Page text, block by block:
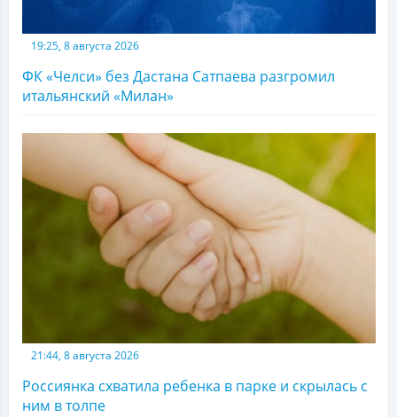
19:25, 8 августа 2026
ФК «Челси» без Дастана Сатпаева разгромил
итальянский «Милан»
21:44, 8 августа 2026
Россиянка схватила ребенка в парке и скрылась с
ним в толпе